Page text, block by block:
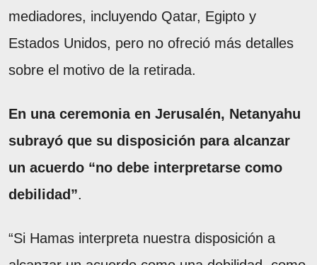
mediadores, incluyendo Qatar, Egipto y
Estados Unidos, pero no ofreció más detalles
sobre el motivo de la retirada.
En una ceremonia en Jerusalén, Netanyahu
subrayó que su disposición para alcanzar
un acuerdo “no debe interpretarse como
debilidad”.
“Si Hamas interpreta nuestra disposición a